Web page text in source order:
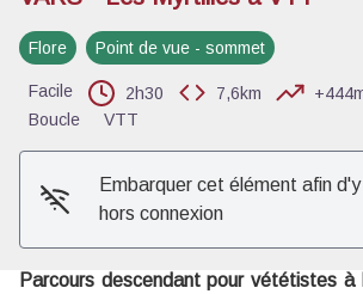
Voir
Flore Point de vue - sommet
Facile 2h30 7,6km
Boucle
VTT
Embarquer cet élément afin
hors connexion
Parcours descendant pour vététistes à